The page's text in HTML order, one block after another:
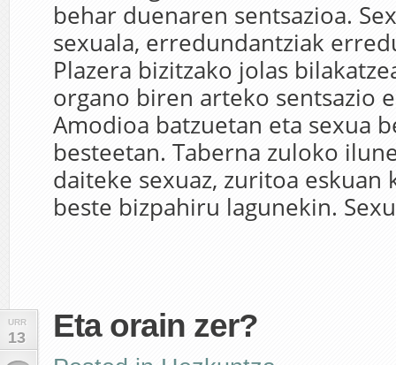
behar duenaren sentsazioa.
sexuala, erredundantziak
Plazera bizitzako jolas
organo biren arteko sentsazio
Amodioa batzuetan eta sexua
besteetan. Taberna zuloko
daiteke sexuaz, zuritoa eskuan
beste bizpahiru lagunekin.
URR
13 Eta orain zer?